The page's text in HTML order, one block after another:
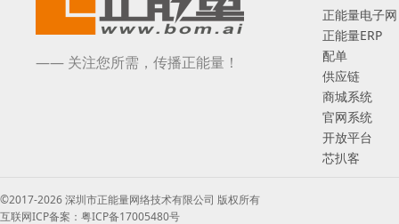
—— 关注您所需，传播正能量！
正能量电子网
正能量ERP
配单
供应链
商城系统
官网系统
开放平台
芯扒客
©2017-2026 深圳市正能量网络技术有限公司 版权所有
互联网ICP备案：粤ICP备17005480号